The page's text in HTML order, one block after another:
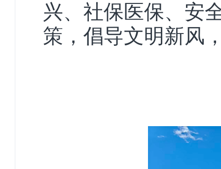
兴、社保医保、安
策，倡导文明新风